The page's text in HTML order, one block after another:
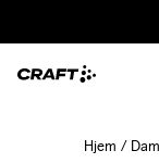
Hjem